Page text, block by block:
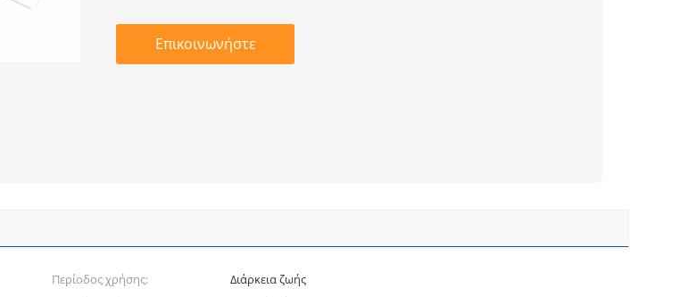
Επικοινωνήστε
Περίοδος χρήσης:
Διάρκεια ζωής